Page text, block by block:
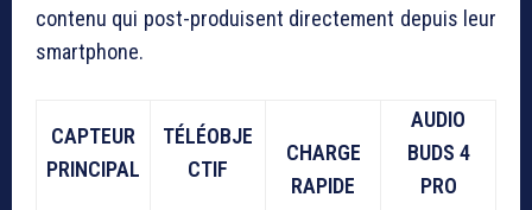
contenu qui post-produisent directement depuis leur
smartphone.
CAPTEUR
PRINCIPAL
TÉLÉOBJE
CTIF
CHARGE
RAPIDE
AUDIO
BUDS 4
PRO